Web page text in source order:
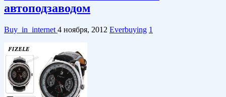
автоподзаводом
Buy_in_internet 4 ноября, 2012 Everbuying 1